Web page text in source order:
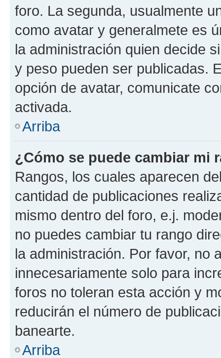
foro. La segunda, usualmente
como avatar y generalmete es
la administración quien decide
y peso pueden ser publicadas.
opción de avatar, comunicate
activada.
Arriba
¿Cómo se puede cambiar mi
Rangos, los cuales aparecen
cantidad de publicaciones
mismo dentro del foro, e.j.
no puedes cambiar tu rango
la administración. Por favor, no
innecesariamente solo para
foros no toleran esta acción y
reducirán el número de
banearte.
Arriba